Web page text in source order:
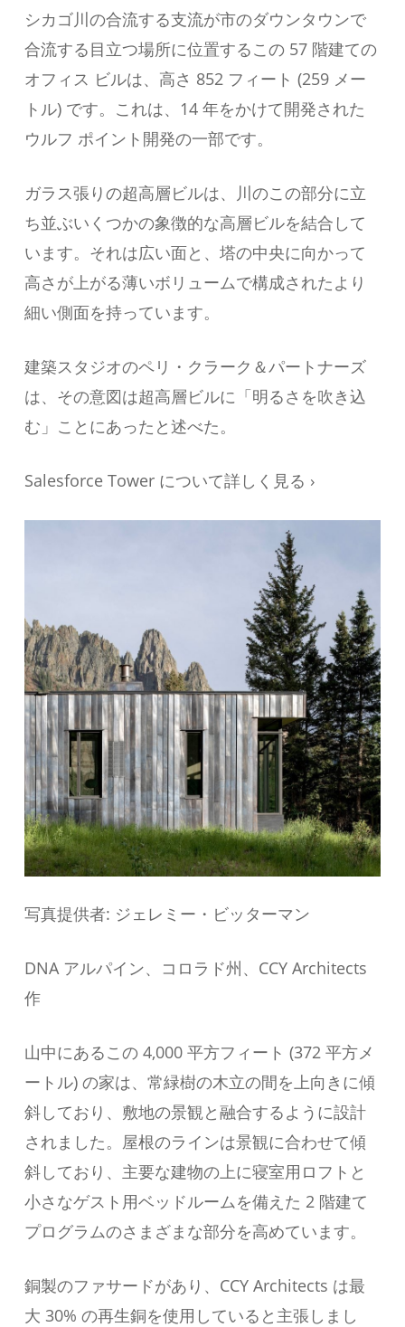
シカゴ川の合流する支流が市のダウンタウンで
合流する目立つ場所に位置するこの 57 階建ての
オフィス ビルは、高さ 852 フィート (259 メー
トル) です。これは、14 年をかけて開発された
ウルフ ポイント開発の一部です。
ガラス張りの超高層ビルは、川のこの部分に立
ち並ぶいくつかの象徴的な高層ビルを結合して
います。それは広い面と、塔の中央に向かって
高さが上がる薄いボリュームで構成されたより
細い側面を持っています。
建築スタジオのペリ・クラーク＆パートナーズ
は、その意図は超高層ビルに「明るさを吹き込
む」ことにあったと述べた。
Salesforce Tower について詳しく見る ›
写真提供者: ジェレミー・ビッターマン
DNA アルパイン、コロラド州、CCY Architects
作
山中にあるこの 4,000 平方フィート (372 平方メ
ートル) の家は、常緑樹の木立の間を上向きに傾
斜しており、敷地の景観と融合するように設計
されました。屋根のラインは景観に合わせて傾
斜しており、主要な建物の上に寝室用ロフトと
小さなゲスト用ベッドルームを備えた 2 階建て
プログラムのさまざまな部分を高めています。
銅製のファサードがあり、CCY Architects は最
大 30% の再生銅を使用していると主張しまし